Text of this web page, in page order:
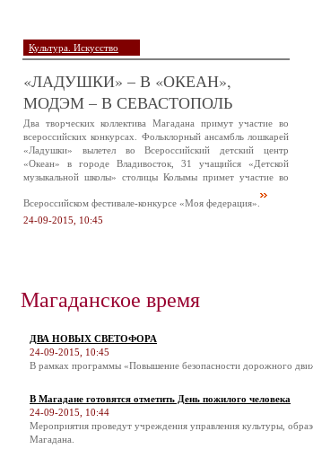
Культура. Искусство
«ЛАДУШКИ» – В «ОКЕАН»,
МОДЭМ – В СЕВАСТОПОЛЬ
Два творческих коллектива Магадана примут участие во
всероссийских конкурсах. Фольклорный ансамбль лошкарей
«Ладушки» вылетел во Всероссийский детский центр
«Океан» в городе Владивосток, 31 учащийся «Детской
музыкальной школы» столицы Колымы примет участие во
Всероссийском фестивале-конкурсе «Моя федерация».
24-09-2015, 10:45
Магаданское время
ДВА НОВЫХ СВЕТОФОРА
24-09-2015, 10:45
В рамках программы «Повышение безопасности дорожного
В Магадане готовятся отметить День пожилого человека
24-09-2015, 10:44
Мероприятия проведут учреждения управления культуры,
Магадана.